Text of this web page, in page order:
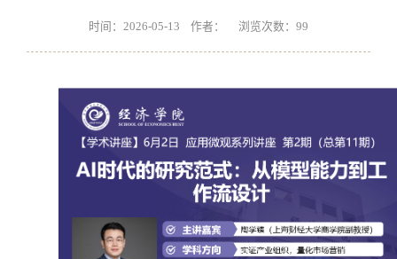
时间：2026-05-13 作者： 浏览次数： 99